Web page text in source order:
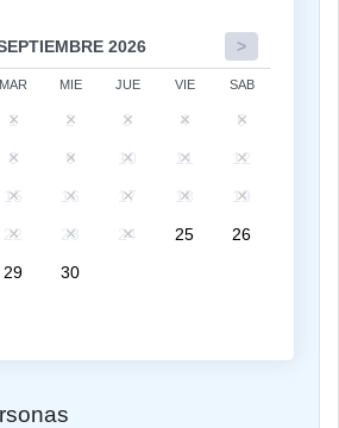
2026 >
MAR MIE JUE VIE SAB
1 2 3 4
5
8 9 10 11
12
15 16 17 18
19
22 23 24 25
26
29 30